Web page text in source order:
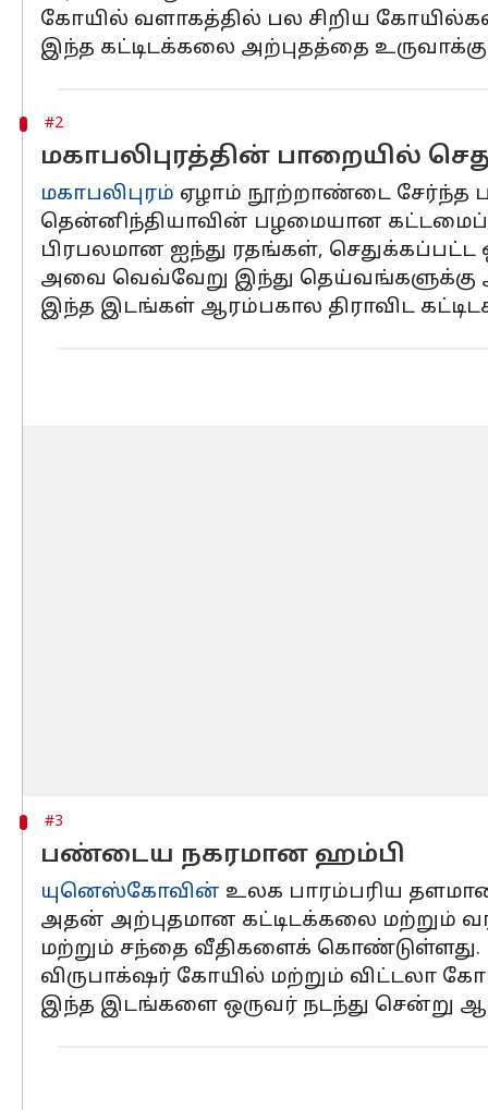
கோயில் வளாகத்தில் பல சிறிய
இந்த கட்டிடக்கலை அற்புதத்தை
#2
மகாபலிபுரத்தின் பாறையில்
மகாபலிபுரம் ஏழாம் நூற்றாண்டை சேர்ந்த
தென்னிந்தியாவின் பழமையான
பிரபலமான ஐந்து ரதங்கள்,
அவை வெவ்வேறு இந்து
இந்த இடங்கள் ஆரம்பகால திராவிட
#3
பண்டைய நகரமான ஹம்பி
யுனெஸ்கோவின் உலக பாரம்பரிய
அதன் அற்புதமான கட்டிடக்கலை மற்றும்
மற்றும் சந்தை வீதிகளைக் கொண்டுள்ளது.
விருபாக்‌ஷர் கோயில் மற்றும் விட்டலா
இந்த இடங்களை ஒருவர் நடந்து சென்று